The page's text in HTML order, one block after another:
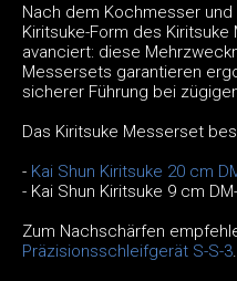
Nach dem Kochmesser
Kiritsuke-Form des
avanciert: diese
Messersets garantieren
sicherer Führung bei
Das Kiritsuke Messerset
- Kai Shun Kiritsuke 20 cm
- Kai Shun Kiritsuke 9 cm
Zum Nachschärfen
Präzisionsschleifgerät S-S-3.